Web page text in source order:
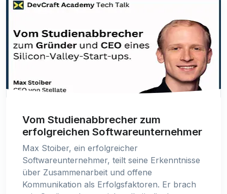
Vom Studienabbrecher zum
erfolgreichen Softwareunternehmer
Max Stoiber, ein erfolgreicher
Softwareunternehmer, teilt seine Erkenntnisse
über Zusammenarbeit und offene
Kommunikation als Erfolgsfaktoren. Er brach